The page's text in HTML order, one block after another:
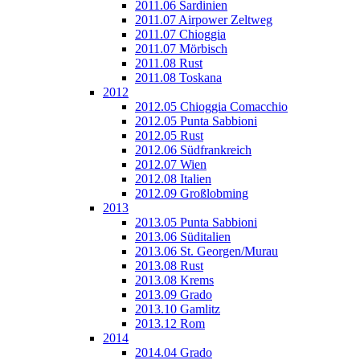
2011.06 Sardinien
2011.07 Airpower Zeltweg
2011.07 Chioggia
2011.07 Mörbisch
2011.08 Rust
2011.08 Toskana
2012
2012.05 Chioggia Comacchio
2012.05 Punta Sabbioni
2012.05 Rust
2012.06 Südfrankreich
2012.07 Wien
2012.08 Italien
2012.09 Großlobming
2013
2013.05 Punta Sabbioni
2013.06 Süditalien
2013.06 St. Georgen/Murau
2013.08 Rust
2013.08 Krems
2013.09 Grado
2013.10 Gamlitz
2013.12 Rom
2014
2014.04 Grado